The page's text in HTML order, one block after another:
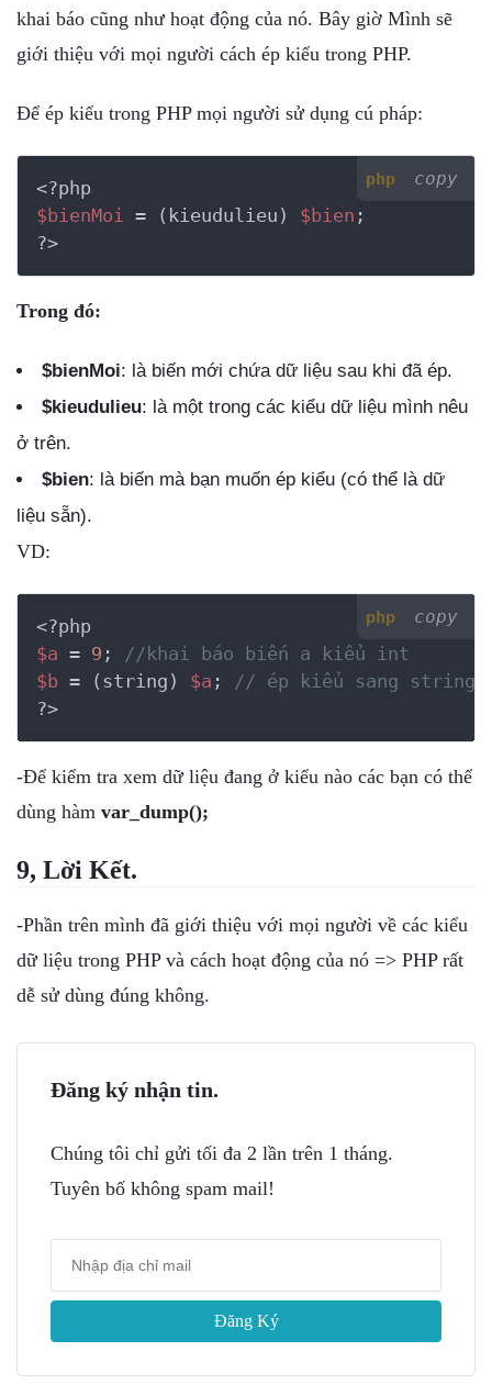
khai báo cũng như hoạt động của nó. Bây giờ Mình sẽ
giới thiệu với mọi người cách ép kiểu trong PHP.
Để ép kiểu trong PHP mọi người sử dụng cú pháp:
php copy
<?php
$bienMoi
= (kieudulieu) $bien
?>
Trong đó:
$bienMoi: là biến mới chứa dữ liệu sau khi đã ép.
$kieudulieu: là một trong các kiểu dữ liệu mình nêu
ở trên.
$bien: là biến mà bạn muốn ép kiểu (có thể là dữ
liệu sẵn).
VD:
php copy
<?php
$a = 9 ;
//khai báo biến a kiểu int
$b = (string) $a ;
// ép kiểu sang string
?>
-Để kiểm tra xem dữ liệu đang ở kiểu nào các bạn có thể
dùng hàm var_dump();
9, Lời Kết.
-Phần trên mình đã giới thiệu với mọi người về các kiểu
dữ liệu trong PHP và cách hoạt động của nó => PHP rất
dễ sử dùng đúng không.
Đăng ký nhận tin.
Chúng tôi chỉ gửi tối đa 2 lần trên 1 tháng.
Tuyên bố không spam mail!
Đăng Ký